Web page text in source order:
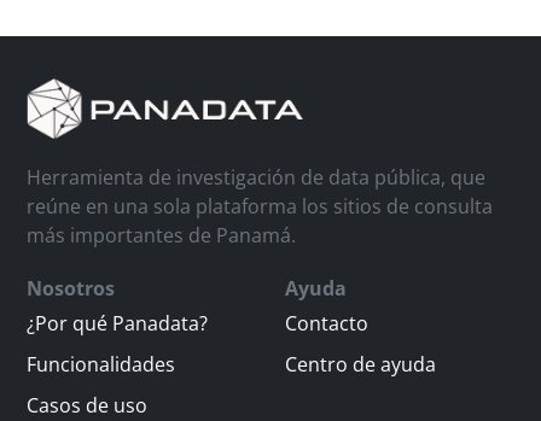
Herramienta de investigación de data pública, que
reúne en una sola plataforma los sitios de consulta
más importantes de Panamá.
Nosotros
¿Por qué Panadata?
Funcionalidades
Casos de uso
Ayuda
Contacto
Centro de ayuda